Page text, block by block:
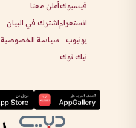
فيسبوك
انستغرام
يوتيوب
تيك توك
أعلن معنا
اشترك في البيان
سياسة الخصوصية